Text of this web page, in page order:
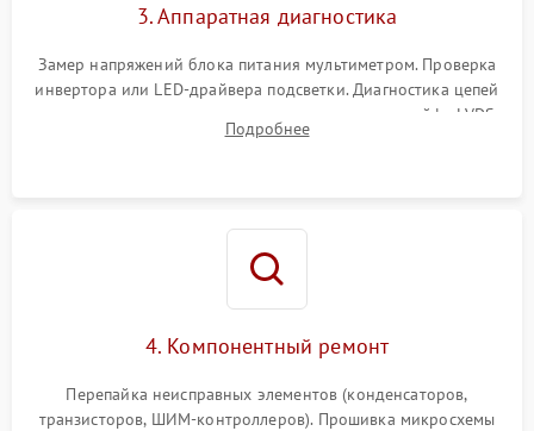
Поломка системы защиты
3. Аппаратная диагностика
Замер напряжений блока питания мультиметром. Проверка
инвертора или LED-драйвера подсветки. Диагностика цепей
питания скалера и тестирование сигналов на шлейфе LVDS
Подробнее
4. Компонентный ремонт
Перепайка неисправных элементов (конденсаторов,
транзисторов, ШИМ-контроллеров). Прошивка микросхемы